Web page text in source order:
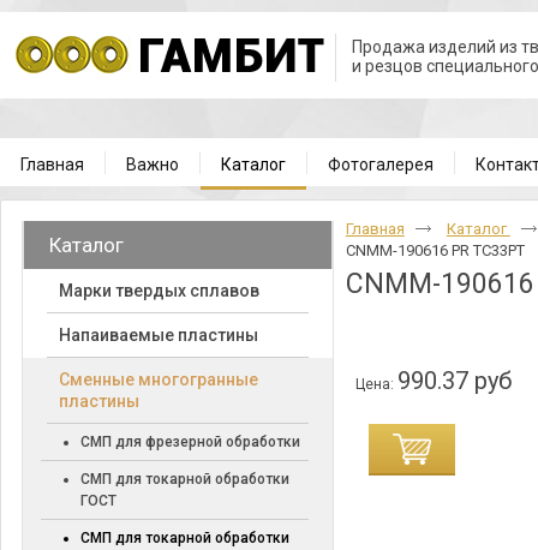
Продажа изделий из
и резцов
Главная Важно Каталог Фотогалерея
Каталог
Марки твердых сплавов
Напаиваемые пластины
Cменные многогранные
пластины
СМП для фрезерной обработки
СМП для токарной обработки
ГОСТ
СМП для токарной обработки
Главная
Каталог
CNMM-190616 PR TC33PT
CNMM-
Цена: 990.37 руб